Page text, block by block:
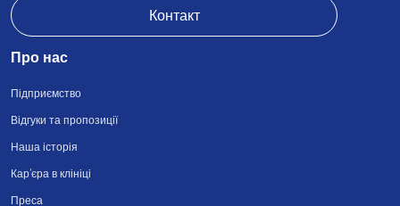
Контакт
Про нас
Підприємство
Відгуки та пропозиції
Наша історія
Кар’єра в клініці
Преса